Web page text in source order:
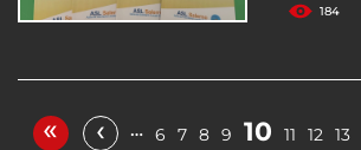
184
« ‹ … 6 7 8 9 10 11 12 13